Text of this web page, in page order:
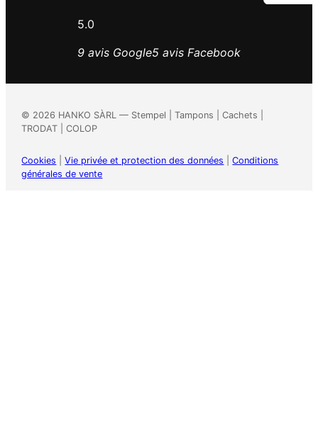
5.0
9 avis Google5 avis Facebook
© 2026 HANKO SÀRL — Stempel | Tampons | Cachets |
TRODAT | COLOP
Cookies |Vie privée et protection des données |Conditions
générales de vente